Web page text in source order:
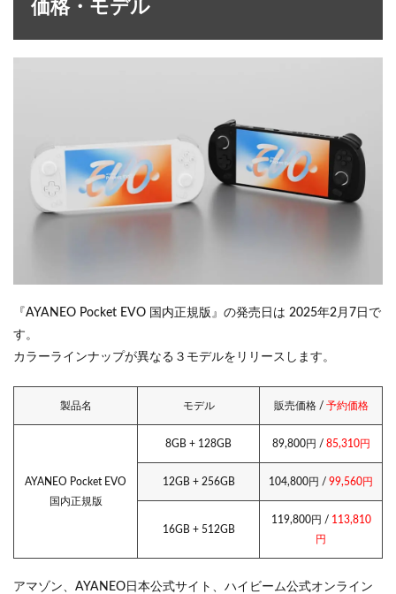
価格・モデル
『AYANEO Pocket EVO 国内正規版』の発売日は 2025年2月7日で
す。
カラーラインナップが異なる３モデルをリリースします。
製品名 モデル 販売価格 / 予約価格
AYANEO Pocket EVO
国内正規版
8GB + 128GB 89,800円 / 85,310円
12GB + 256GB 104,800円 / 99,560円
16GB + 512GB
119,800円 / 113,810
円
アマゾン、AYANEO日本公式サイト、ハイビーム公式オンライン